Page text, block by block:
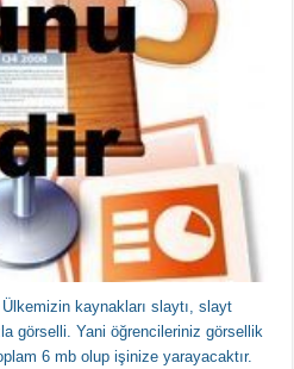
kaynakları slaytı, slayt
görselli. Yani öğrencileriniz görsellik
6 mb olup işinize yarayacaktır.